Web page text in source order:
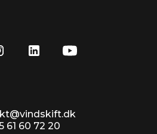
61 60 72 20